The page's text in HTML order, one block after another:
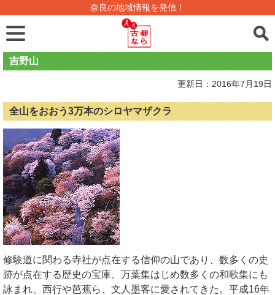
奈良の地域情報を発信！
吉野山
更新日：2016年7月19日
全山をおおう3万本のシロヤマザクラ
修験道に関わる寺社が点在する信仰の山であり、数多くの史
跡が点在する歴史の宝庫。万葉集はじめ数多くの和歌集にも
詠まれ、西行や芭蕉ら、文人墨客に愛されてきた。平成16年